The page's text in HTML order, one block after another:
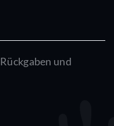
Rückgaben und